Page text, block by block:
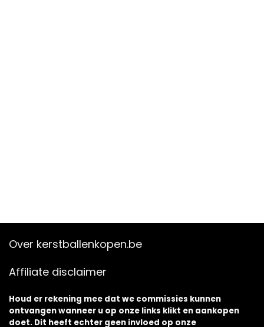
Over kerstballenkopen.be
Affiliate disclaimer
Houd er rekening mee dat we commissies kunnen
ontvangen wanneer u op onze links klikt en aankopen
doet. Dit heeft echter geen invloed op onze